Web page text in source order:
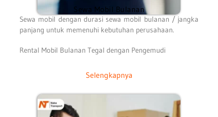
Sewa Mobil Bulanan
Sewa mobil dengan durasi sewa mobil bulanan / jangka
panjang untuk memenuhi kebutuhan perusahaan.
Rental Mobil Bulanan Tegal dengan Pengemudi
Selengkapnya